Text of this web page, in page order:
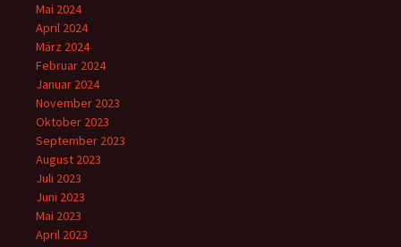
Mai 2024
April 2024
März 2024
Februar 2024
Januar 2024
November 2023
Oktober 2023
September 2023
August 2023
Juli 2023
Juni 2023
Mai 2023
April 2023